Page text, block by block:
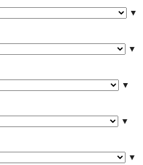
▼
▼
▼
▼
▼